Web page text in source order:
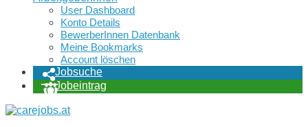
User Dashboard
Konto Details
BewerberInnen Datenbank
Meine Bookmarks
Account löschen
Jobsuche
Jobeintrag